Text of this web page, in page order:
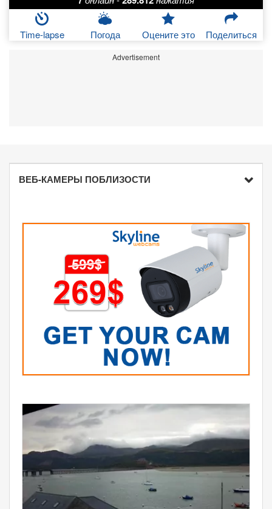
Time-lapse Погода Оцените это Поделиться
Advertisement
ВЕБ-КАМЕРЫ ПОБЛИЗОСТИ